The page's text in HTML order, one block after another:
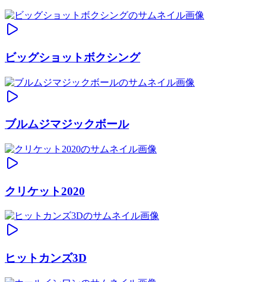
ビッグショットボクシング
ブルムジマジックボール
クリケット2020
ヒットカンズ3D